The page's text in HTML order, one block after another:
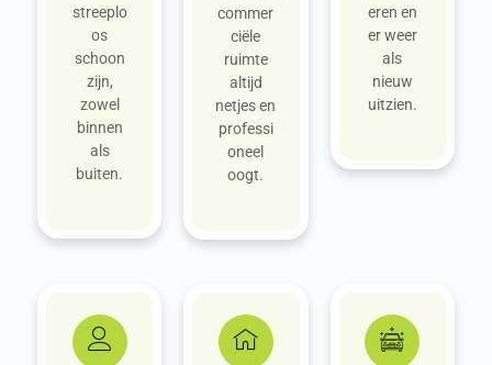
streeplo
os
schoon
zijn,
zowel
binnen
als
buiten.
commer
ciële
ruimte
altijd
netjes en
professi
oneel
oogt.
eren en
er weer
als
nieuw
uitzien.